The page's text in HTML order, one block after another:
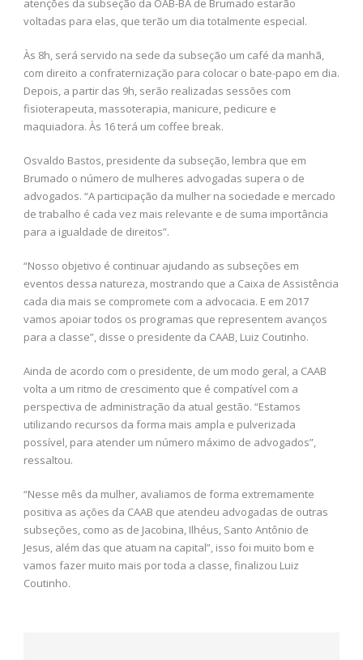
atenções da subseção da OAB-BA de Brumado estarão
voltadas para elas, que terão um dia totalmente especial.
Às 8h, será servido na sede da subseção um café da manhã,
com direito a confraternização para colocar o bate-papo em dia.
Depois, a partir das 9h, serão realizadas sessões com
fisioterapeuta, massoterapia, manicure, pedicure e
maquiadora. Às 16 terá um coffee break.
Osvaldo Bastos, presidente da subseção, lembra que em
Brumado o número de mulheres advogadas supera o de
advogados. “A participação da mulher na sociedade e mercado
de trabalho é cada vez mais relevante e de suma importância
para a igualdade de direitos”.
“Nosso objetivo é continuar ajudando as subseções em
eventos dessa natureza, mostrando que a Caixa de Assistência
cada dia mais se compromete com a advocacia. E em 2017
vamos apoiar todos os programas que representem avanços
para a classe”, disse o presidente da CAAB, Luiz Coutinho.
Ainda de acordo com o presidente, de um modo geral, a CAAB
volta a um ritmo de crescimento que é compatível com a
perspectiva de administração da atual gestão. “Estamos
utilizando recursos da forma mais ampla e pulverizada
possível, para atender um número máximo de advogados”,
ressaltou.
“Nesse mês da mulher, avaliamos de forma extremamente
positiva as ações da CAAB que atendeu advogadas de outras
subseções, como as de Jacobina, Ilhéus, Santo Antônio de
Jesus, além das que atuam na capital”, isso foi muito bom e
vamos fazer muito mais por toda a classe, finalizou Luiz
Coutinho.